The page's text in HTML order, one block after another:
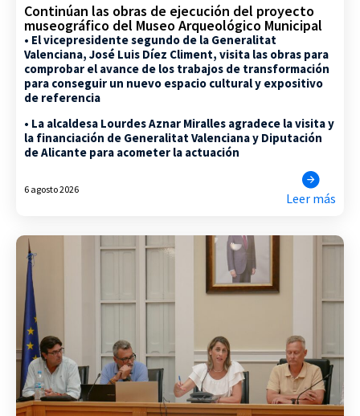
Continúan las obras de ejecución del proyecto
museográfico del Museo Arqueológico Municipal
• El vicepresidente segundo de la Generalitat
Valenciana, José Luis Díez Climent, visita las obras para
comprobar el avance de los trabajos de transformación
para conseguir un nuevo espacio cultural y expositivo
de referencia
• La alcaldesa Lourdes Aznar Miralles agradece la visita y
la financiación de Generalitat Valenciana y Diputación
de Alicante para acometer la actuación
6 agosto 2026
Leer más